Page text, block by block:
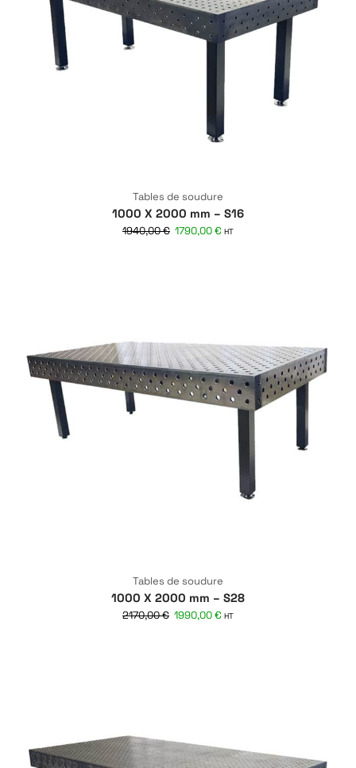
Tables de soudure
1000 X 2000 mm – S16
1940,00€ 1790,00€ HT
Tables de soudure
1000 X 2000 mm – S28
2170,00€ 1990,00€ HT